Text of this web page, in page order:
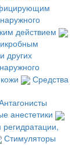
действием
других
Средства
анестетики
Стимуляторы